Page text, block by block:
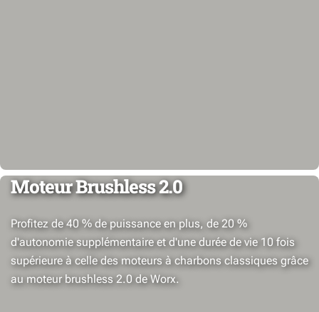
Moteur Brushless 2.0
Profitez de 40 % de puissance en plus, de 20 %
d'autonomie supplémentaire et d'une durée de vie 10 fois
supérieure à celle des moteurs à charbons classiques grâce
au moteur brushless 2.0 de Worx.